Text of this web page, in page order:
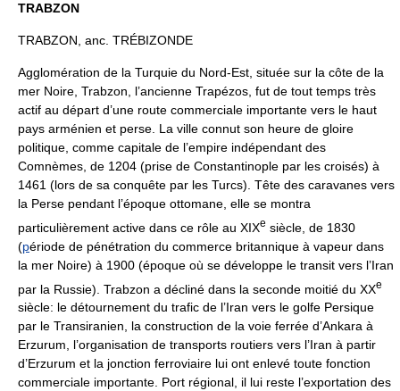
TRABZON
TRABZON, anc. TRÉBIZONDE
Agglomération de la Turquie du Nord-Est, située sur la côte de la
mer Noire, Trabzon, l’ancienne Trapézos, fut de tout temps très
actif au départ d’une route commerciale importante vers le haut
pays arménien et perse. La ville connut son heure de gloire
politique, comme capitale de l’empire indépendant des
Comnèmes, de 1204 (prise de Constantinople par les croisés) à
1461 (lors de sa conquête par les Turcs). Tête des caravanes vers
la Perse pendant l’époque ottomane, elle se montra
particulièrement active dans ce rôle au XIXe siècle, de 1830
(période de pénétration du commerce britannique à vapeur dans
la mer Noire) à 1900 (époque où se développe le transit vers l’Iran
par la Russie). Trabzon a décliné dans la seconde moitié du XXe
siècle: le détournement du trafic de l’Iran vers le golfe Persique
par le Transiranien, la construction de la voie ferrée d’Ankara à
Erzurum, l’organisation de transports routiers vers l’Iran à partir
d’Erzurum et la jonction ferroviaire lui ont enlevé toute fonction
commerciale importante. Port régional, il lui reste l’exportation des